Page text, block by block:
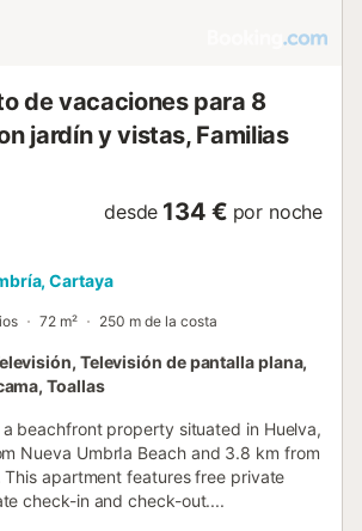
de vacaciones para 8
jardín y vistas, Familias
desde 134 € por noche
Cartaya
72 m² 250 m de la costa
Televisión de pantalla plana,
Toallas
a beachfront property situated in Huelva,
Nueva UmbrIa Beach and 3.8 km from
This apartment features free private
check-in and check-out....